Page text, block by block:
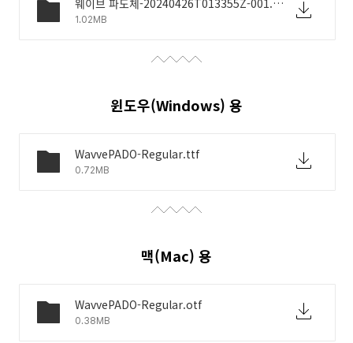
웨이브 파도체-20240426T013355Z-001.zip
1.02MB
윈도우(Windows) 용
WavvePADO-Regular.ttf
0.72MB
맥(Mac) 용
WavvePADO-Regular.otf
0.38MB